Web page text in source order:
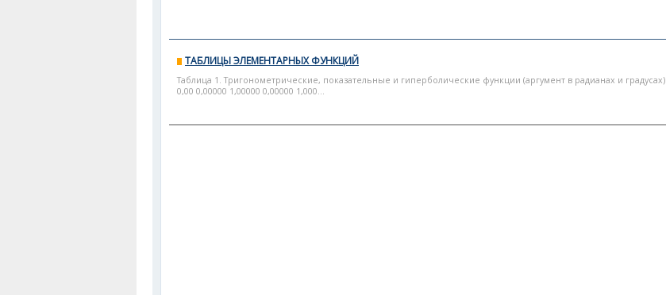
ТАБЛИЦЫ ЭЛЕМЕНТАРНЫХ ФУНКЦИЙ
Таблица 1. Тригонометрические, показательные и гиперболические функции (аргумент в радианах и градусах)
0,00 0,00000 1,00000 0,00000 1,000...